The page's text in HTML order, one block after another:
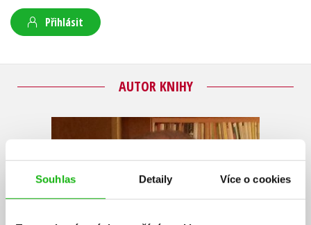
Souhlas Detaily Více o cookies
Přihlásit
AUTOR KNIHY